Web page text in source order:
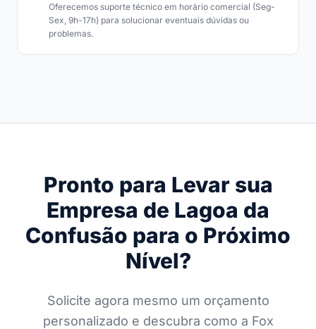
Oferecemos suporte técnico em horário comercial (Seg-
Sex, 9h-17h) para solucionar eventuais dúvidas ou
problemas.
Pronto para Levar sua
Empresa de Lagoa da
Confusão para o Próximo
Nível?
Solicite agora mesmo um orçamento
personalizado e descubra como a Fox